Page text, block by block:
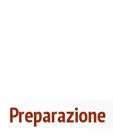
Preparazione